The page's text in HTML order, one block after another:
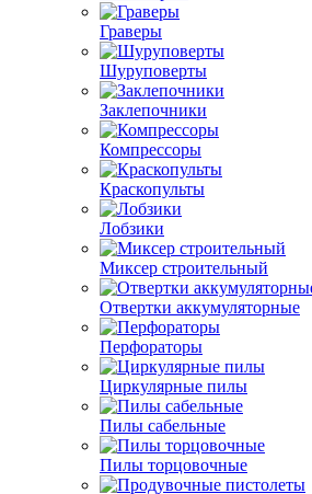
Граверы
Шуруповерты
Заклепочники
Компрессоры
Краскопульты
Лобзики
Миксер строительный
Отвертки аккумуляторные
Перфораторы
Циркулярные пилы
Пилы сабельные
Пилы торцовочные